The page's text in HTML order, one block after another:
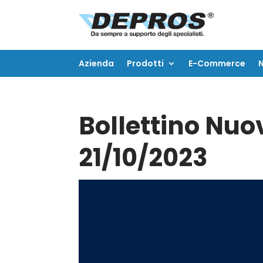
Azienda Prodotti E-Commerce
Azienda Prodotti E-Commerce
Bollettino
21/10/2023